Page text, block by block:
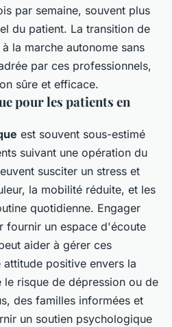
par semaine, souvent plus
du patient. La transition de
la marche autonome sans
par ces professionnels,
sûre et efficace.
pour les patients en
est souvent sous-estimé
suivant une opération du
susciter un stress et
la mobilité réduite, et les
quotidienne. Engager
fournir un espace d'écoute
aider à gérer ces
positive envers la
risque de dépression ou de
des familles informées et
un soutien psychologique